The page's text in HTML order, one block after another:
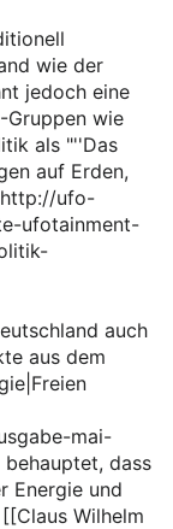
wie der
jedoch eine
Gruppen wie
als "''Das
auf Erden,
ufo-
ufotainment-
auch
aus dem
mai-
dass
Energie und
Wilhelm